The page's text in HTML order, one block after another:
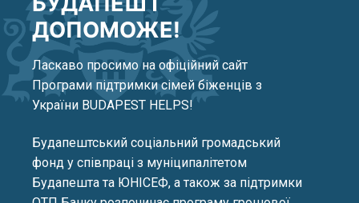
ДОПОМОЖЕ!
Ласкаво просимо на офіційний сайт
Програми підтримки сімей біженців з
України BUDAPEST HELPS!
Будапештський соціальний громадський
фонд у співпраці з муніципалітетом
Будапешта та ЮНІСЕФ, а також за підтримки